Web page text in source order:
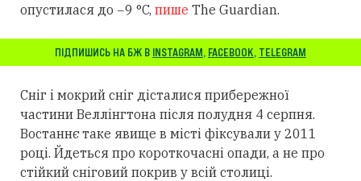
опустилася до −9 °C, пише The Guardian.
ПІДПИШИСЬ НА БЖ В INSTAGRAM, FACEBOOK, TELEGRAM
Сніг і мокрий сніг дісталися прибережної
частини Веллінгтона після полудня 4 серпня.
Востаннє таке явище в місті фіксували у 2011
році. Йдеться про короткочасні опади, а не про
стійкий сніговий покрив у всій столиці.